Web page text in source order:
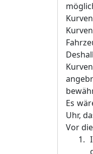
Es
Uhr,
Vor